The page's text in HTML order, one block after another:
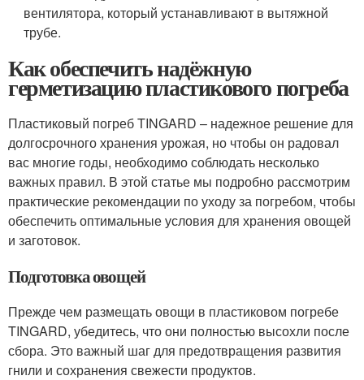
вентилятора, который устанавливают в вытяжной
трубе.
Как обеспечить надёжную
герметизацию пластикового погреба
Пластиковый погреб TINGARD – надежное решение для
долгосрочного хранения урожая, но чтобы он радовал
вас многие годы, необходимо соблюдать несколько
важных правил. В этой статье мы подробно рассмотрим
практические рекомендации по уходу за погребом, чтобы
обеспечить оптимальные условия для хранения овощей
и заготовок.
Подготовка овощей
Прежде чем размещать овощи в пластиковом погребе
TINGARD, убедитесь, что они полностью высохли после
сбора. Это важный шаг для предотвращения развития
гнили и сохранения свежести продуктов.